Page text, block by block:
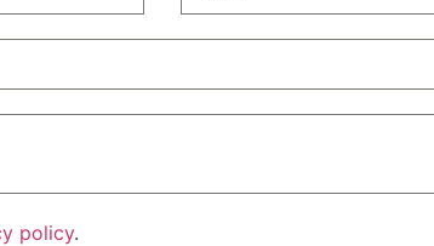
policy.